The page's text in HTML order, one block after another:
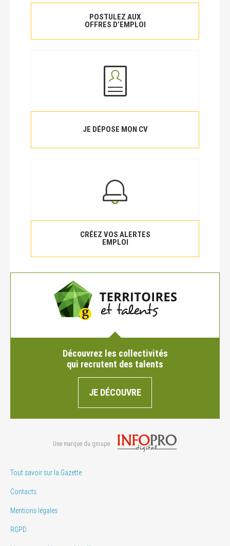
POSTULEZ AUX
OFFRES D’EMPLOI
JE DÉPOSE MON CV
CRÉEZ VOS ALERTES
EMPLOI
Découvrez les collectivités
qui recrutent des talents
JE DÉCOUVRE
Une marque du groupe
Tout savoir sur la Gazette
Contacts
Mentions légales
RGPD